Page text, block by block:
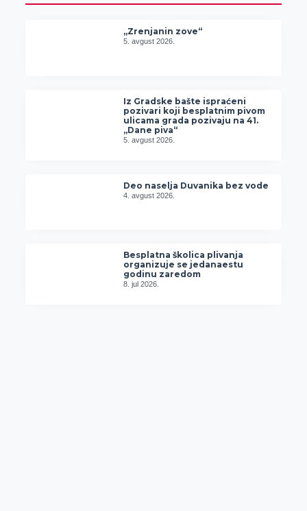
„Zrenjanin zove“
5. avgust 2026.
Iz Gradske bašte ispraćeni
pozivari koji besplatnim pivom
ulicama grada pozivaju na 41.
„Dane piva“
5. avgust 2026.
Deo naselja Duvanika bez vode
4. avgust 2026.
Besplatna školica plivanja
organizuje se jedanaestu
godinu zaredom
8. jul 2026.